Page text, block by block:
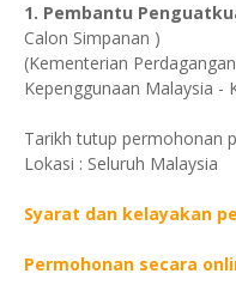
1. Pembantu
Calon Simpanan )
(Kementerian
Kepenggunaan Malaysia -
Tarikh tutup permohonan
Lokasi : Seluruh Malaysia
Syarat dan kelayakan
Permohonan secara